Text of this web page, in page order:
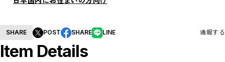
SHOES / スニーカー,ブーツ,サンダル
HAT,CAP / ハット,キャップ
ACCESSORY / リング,ブレスレット
GOODS / ウォレット,バッグ,ベルト,ソックス
SHARE POST SHARE LINE 通報する
Item Details